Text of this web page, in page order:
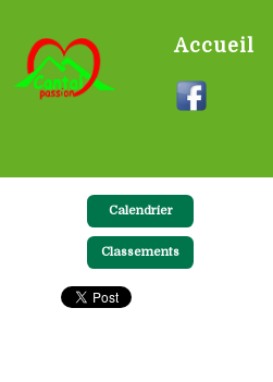
Accueil
Calendrier
Classements